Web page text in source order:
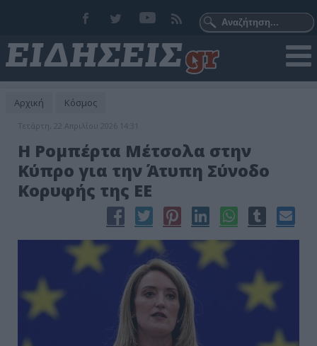
Αρχική Κόσμος
Τετάρτη, 22 Απριλίου 2026 14:31
Η Ρομπέρτα Μέτσολα στην
Κύπρο για την Άτυπη Σύνοδο
Κορυφής της ΕΕ